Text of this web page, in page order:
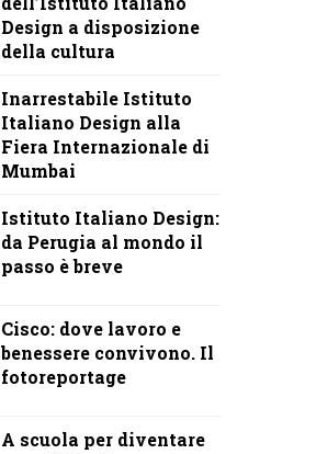
Design a disposizione
della cultura
Inarrestabile Istituto
Italiano Design alla
Fiera Internazionale di
Mumbai
Istituto Italiano Design:
da Perugia al mondo il
passo è breve
Cisco: dove lavoro e
benessere convivono. Il
fotoreportage
A scuola per diventare